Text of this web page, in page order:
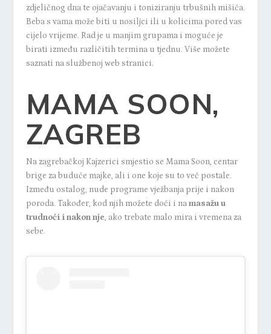
zdjeličnog dna te ojačavanju i toniziranju trbušnih mišića.
Beba s vama može biti u nosiljci ili u kolicima pored vas
cijelo vrijeme. Rad je u manjim grupama i moguće je
birati između različitih termina u tjednu. Više možete
saznati na službenoj web stranici.
MAMA SOON,
ZAGREB
Na zagrebačkoj Kajzerici smjestio se Mama Soon, centar
brige za buduće majke, ali i one koje su to već postale.
Između ostalog, nude programe vježbanja prije i nakon
poroda. Također, kod njih možete doći i namasažu u
trudnoći i nakon nje, ako trebate malo mira i vremena za
sebe.